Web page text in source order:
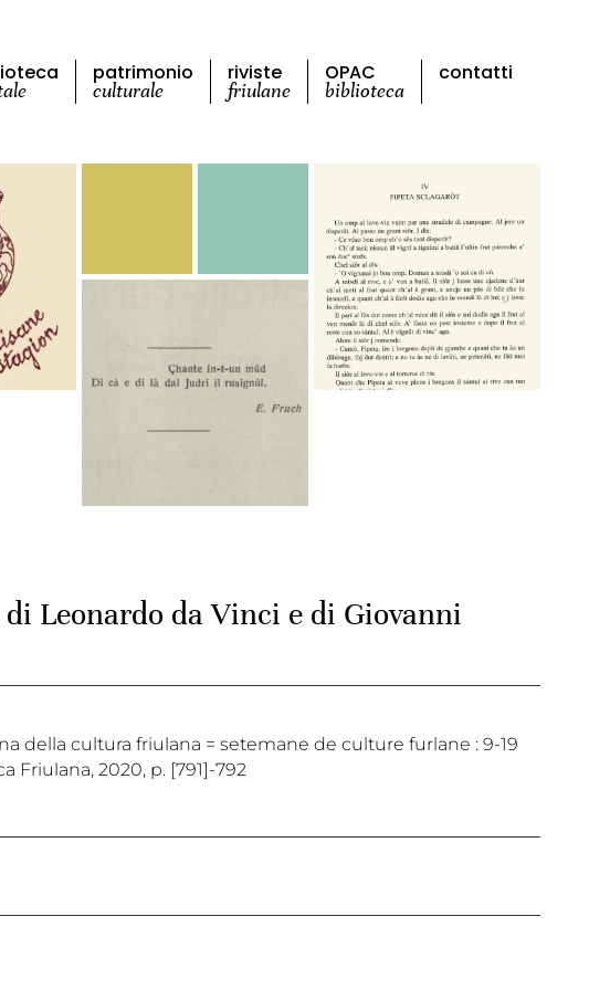
patrimonio
culturale
riviste
friulane
OPAC
biblioteca
contatti
Leonardo da Vinci e di Giovanni
della cultura friulana = setemane de culture furlane : 9-19
Friulana, 2020, p. [791]-792